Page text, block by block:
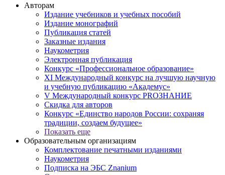
Авторам
Издание учебников и учебных пособий
Издание монографий
Публикация статей
Заказные издания
Наукометрия
Электронная публикация
Конкурс «Профессиональное образование»
XI Международный конкурс на лучшую научную
и учебную публикацию «Академус»
V Международный конкурс PROЗНАНИЕ
Скидка для авторов
Конкурс «Единство народов России: сохраняя
традиции, создаем будущее»
Показать еще
Образовательным организациям
Комплектование печатными изданиями
Наукометрия
Подписка на ЭБС Znanium